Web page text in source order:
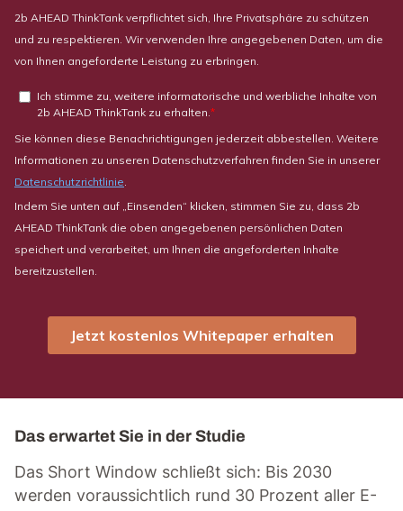
Das erwartet Sie in der Studie
Das Short Window schließt sich: Bis 2030
werden voraussichtlich rund 30 Prozent aller E-